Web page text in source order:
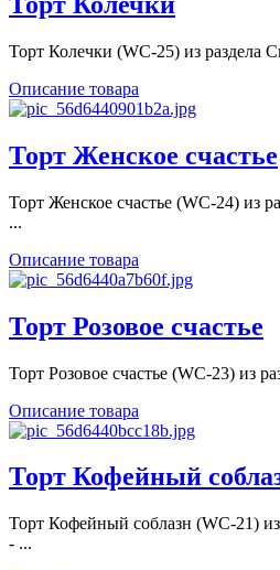
Торт Колечки (WC-25) из раздела
Описание товара
Торт Женское счастье
Торт Женское счастье (WC-24) из
...
Описание товара
Торт Розовое счастье
Торт Розовое счастье (WC-23) из
Описание товара
Торт Кофейный
Торт Кофейный соблазн (WC-21)
- ...